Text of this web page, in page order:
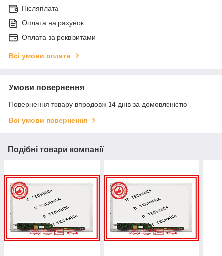
Післяплата
Оплата на рахунок
Оплата за реквізитами
Всі умови оплати
Умови повернення
Повернення товару впродовж 14 днів за домовленістю
Всі умови повернення
Подібні товари компанії